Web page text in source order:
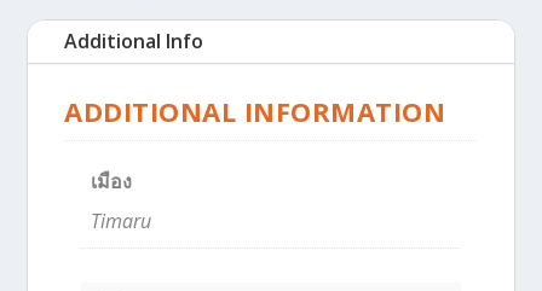
Additional Info
ADDITIONAL INFORMATION
เมือง
Timaru